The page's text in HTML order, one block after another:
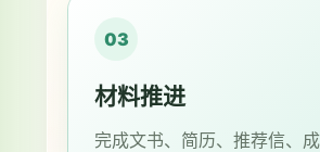
03
材料推进
完成文书、简历、推荐信、